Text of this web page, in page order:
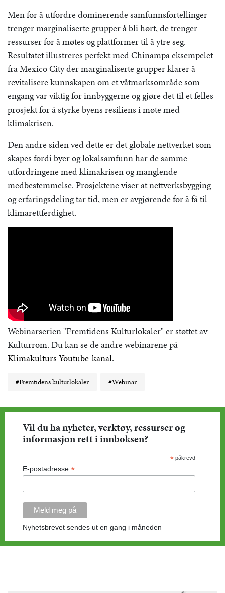
Men for å utfordre dominerende samfunnsfortellinger
trenger marginaliserte grupper å bli hørt, de trenger
ressurser for å møtes og plattformer til å ytre seg.
Resultatet illustreres perfekt med Chinampa eksempelet
fra Mexico City der marginaliserte grupper klarer å
revitalisere kunnskapen om et våtmarksområde som
engang var viktig for innbyggerne og gjøre det til et felles
prosjekt for å styrke byens resiliens i møte med
klimakrisen.
Den andre siden ved dette er det globale nettverket som
skapes fordi byer og lokalsamfunn har de samme
utfordringene med klimakrisen og manglende
medbestemmelse. Prosjektene viser at nettverksbygging
og erfaringsdeling tar tid, men er avgjørende for å få til
klimarettferdighet.
Webinarserien "Fremtidens Kulturlokaler" er støttet av
Kulturrom. Du kan se de andre webinarene på
Klimakulturs Youtube-kanal.
#Fremtidens kulturlokaler #Webinar
Vil du ha nyheter, verktøy, ressurser og
informasjon rett i innboksen?
*påkrevd
E-postadresse *
Nyhetsbrevet sendes ut en gang i måneden